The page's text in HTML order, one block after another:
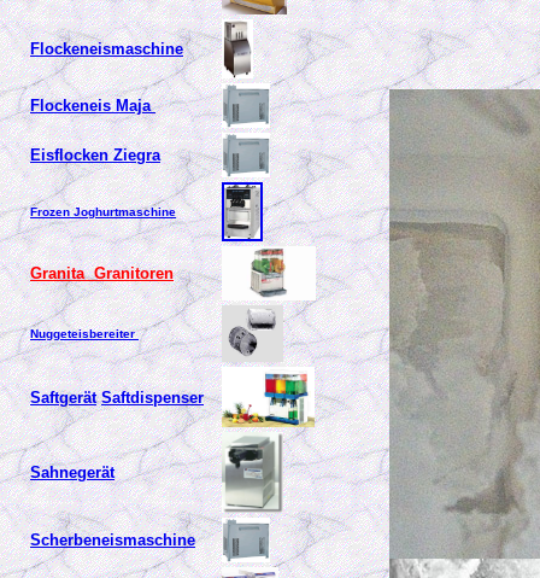
Flockeneismaschine
Flockeneis Maja
Eisflocken Ziegra
Frozen Joghurtmaschine
Granita Granitoren
Nuggeteisbereiter
Saftgerät Saftdispenser
Sahnegerät
Scherbeneismaschine